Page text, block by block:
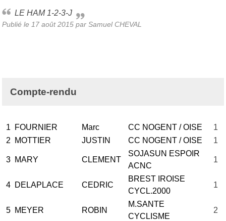
LE HAM 1-2-3-J
Publié le 17 août 2015 par Samuel CHEVAL
Compte-rendu
1 FOURNIER Marc CC NOGENT / OISE
1
2
MOTTIER JUSTIN CC NOGENT / OISE 1
3 MARY CLEMENT
SOJASUN ESPOIR
ACNC
1
4 DELAPLACE CEDRIC
BREST IROISE
CYCL.2000
1
5 MEYER ROBIN
M.SANTE
CYCLISME
2